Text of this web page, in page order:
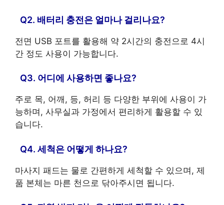
Q2. 배터리 충전은 얼마나 걸리나요?
전면 USB 포트를 활용해 약 2시간의 충전으로 4시
간 정도 사용이 가능합니다.
Q3. 어디에 사용하면 좋나요?
주로 목, 어깨, 등, 허리 등 다양한 부위에 사용이 가
능하며, 사무실과 가정에서 편리하게 활용할 수 있
습니다.
Q4. 세척은 어떻게 하나요?
마사지 패드는 물로 간편하게 세척할 수 있으며, 제
품 본체는 마른 천으로 닦아주시면 됩니다.